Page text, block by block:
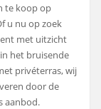
te koop op
u nu op zoek
met uitzicht
het bruisende
privéterras, wij
door de
aanbod.